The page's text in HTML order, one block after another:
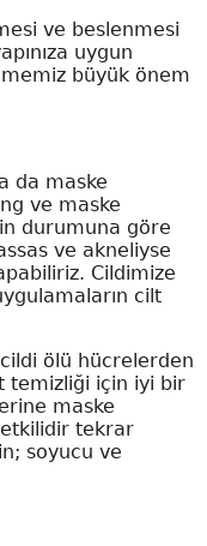
ve beslenmesi
uygun
büyük önem
da maske
ve maske
durumuna göre
ve akneliyse
Cildimize
cilt
ölü hücrelerden
temizliği için iyi bir
maske
etkilidir tekrar
soyucu ve